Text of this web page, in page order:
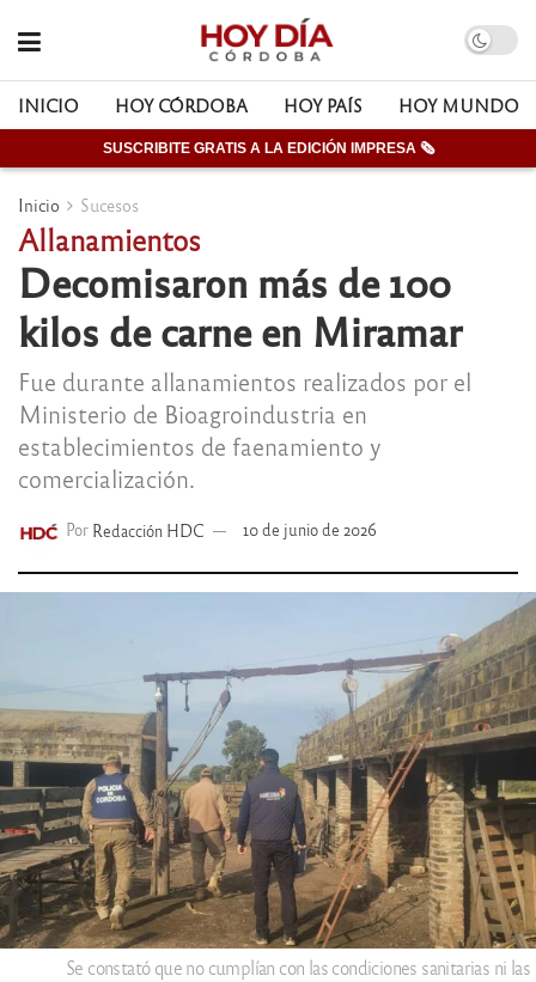
INICIO HOY CÓRDOBA HOY PAÍS HOY MUNDO
SUSCRIBITE GRATIS A LA EDICIÓN IMPRESA 🗞
Inicio Sucesos
Allanamientos
Decomisaron más de 100
kilos de carne en Miramar
Fue durante allanamientos realizados por el
Ministerio de Bioagroindustria en
establecimientos de faenamiento y
comercialización.
Por Redacción HDC 10 de junio de 2026
Se constató que no cumplían con las condiciones sanitarias ni las